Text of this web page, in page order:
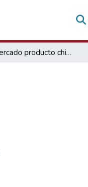
Ficha mercado producto chia Rusia